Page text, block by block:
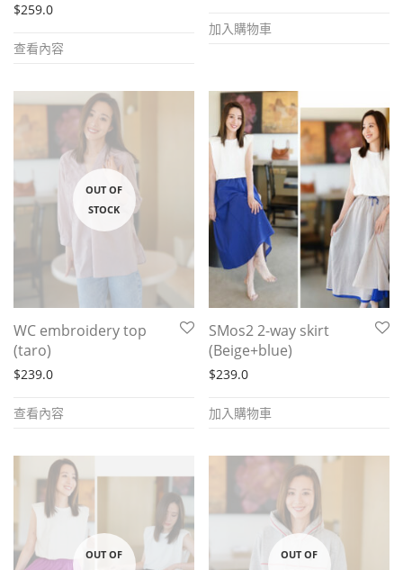
$259.0
查看內容
加入購物車
WC embroidery top
(taro)
$239.0
查看內容
SMos2 2-way skirt
(Beige+blue)
$239.0
加入購物車